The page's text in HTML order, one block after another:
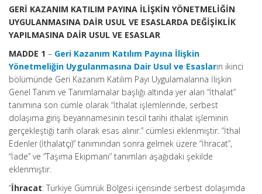
GERİ KAZANIM KATILIM PAYINA İLİŞKİN YÖNETMELİĞİN
UYGULANMASINA DAİR USUL VE ESASLARDA DEĞİŞİKLİK
YAPILMASINA DAİR USUL VE ESASLAR
MADDE 1 – Geri Kazanım Katılım Payına İlişkin
Yönetmeliğin Uygulanmasına Dair Usul ve Esasların ikinci
bölümünde Geri Kazanım Katılım Payı Uygulamalarına İlişkin
Genel Tanım ve Tanımlamalar başlığı altında yer alan “İthalat”
tanımına son cümle olarak “İthalat işlemlerinde, serbest
dolaşıma giriş beyannamesinin tescil tarihi ithalat işleminin
gerçekleştiği tarih olarak esas alınır.” cümlesi eklenmiştir. “İthal
Edenler (İthalatçı)” tanımından sonra gelmek üzere “İhracat”,
“İade” ve “Taşıma Ekipmanı” tanımları aşağıdaki şekilde
eklenmiştir.
“İhracat: Türkiye Gümrük Bölgesi içerisinde serbest dolaşımda